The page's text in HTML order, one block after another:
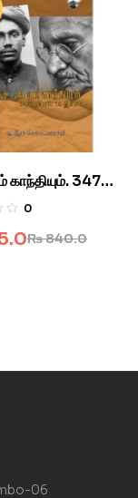
காந்தியும். 347
அணா.
0
₨840.0
06